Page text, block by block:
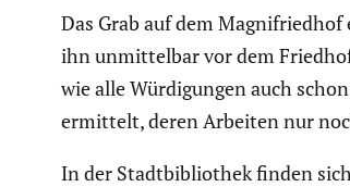
Das Grab auf dem
ihn unmit­telbar vor dem
wie alle Würdi­gungen auch
ermittelt, deren Arbeiten nur
In der Stadt­bi­blio­thek finden